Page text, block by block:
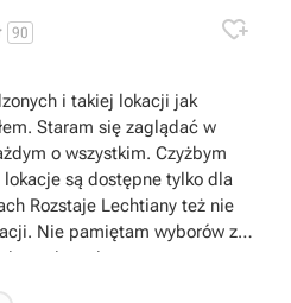
90 
i takiej lokacji jak
Staram się zaglądać w
o wszystkim. Czyżbym
lokacje są dostępne tylko dla
Rozstaje Lechtiany też nie
rozwiązanie.